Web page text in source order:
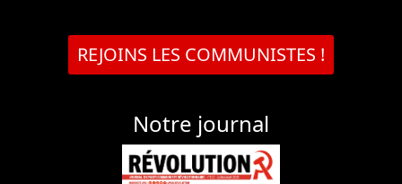
REJOINS LES COMMUNISTES !
Notre journal